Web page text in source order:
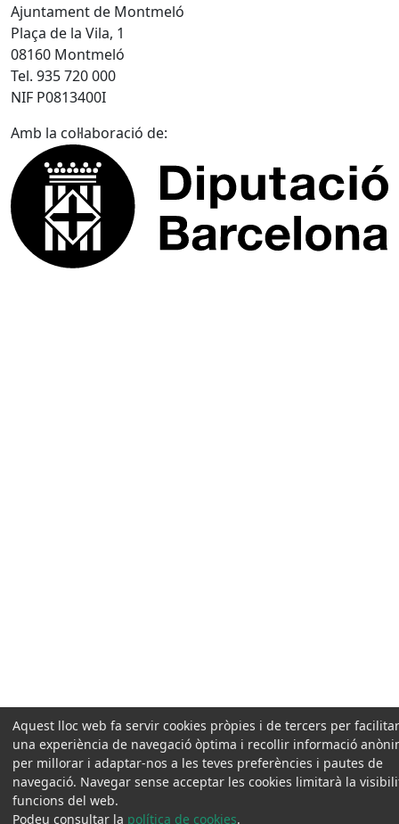
Ajuntament de Montmeló
Plaça de la Vila, 1
08160 Montmeló
Tel. 935 720 000
NIF P0813400I
Amb la col·laboració de:
Aquest lloc web fa servir cookies pròpies i de tercers per
una experiència de navegació òptima i recollir informació
per millorar i adaptar-nos a les teves preferències i pautes de
navegació. Navegar sense acceptar les cookies limitarà la
funcions del web.
Podeu consultar la política de cookies.